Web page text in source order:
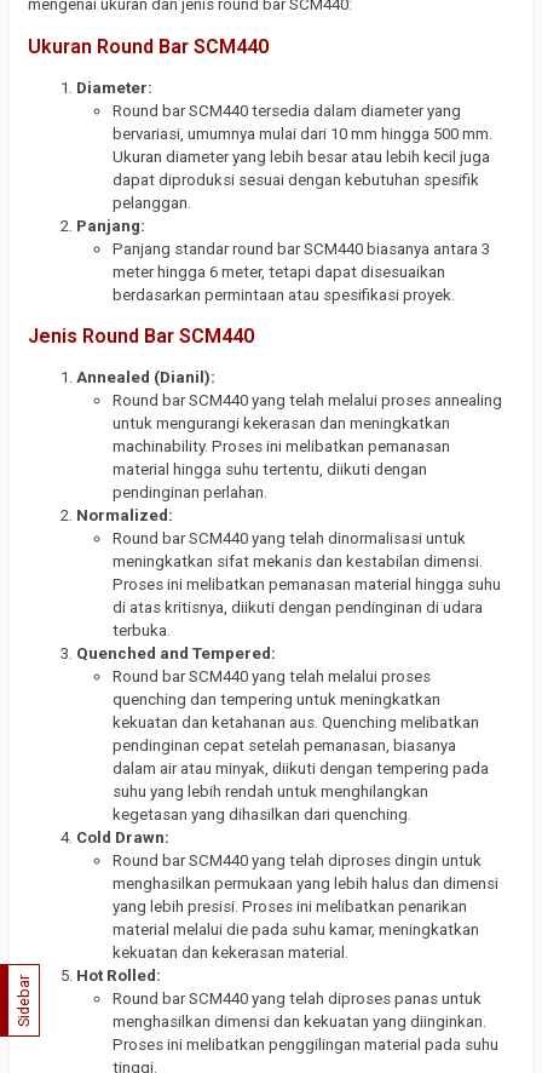
mengenai ukuran dan jenis round bar SCM440:
Ukuran Round Bar SCM440
Diameter:
Round bar SCM440 tersedia dalam diameter yang
bervariasi, umumnya mulai dari 10 mm hingga 500 mm.
Ukuran diameter yang lebih besar atau lebih kecil juga
dapat diproduksi sesuai dengan kebutuhan spesifik
pelanggan.
Panjang:
Panjang standar round bar SCM440 biasanya antara 3
meter hingga 6 meter, tetapi dapat disesuaikan
berdasarkan permintaan atau spesifikasi proyek.
Jenis Round Bar SCM440
Annealed (Dianil):
Round bar SCM440 yang telah melalui proses annealing
untuk mengurangi kekerasan dan meningkatkan
machinability. Proses ini melibatkan pemanasan
material hingga suhu tertentu, diikuti dengan
pendinginan perlahan.
Normalized:
Round bar SCM440 yang telah dinormalisasi untuk
meningkatkan sifat mekanis dan kestabilan dimensi.
Proses ini melibatkan pemanasan material hingga suhu
di atas kritisnya, diikuti dengan pendinginan di udara
terbuka.
Quenched and Tempered:
Round bar SCM440 yang telah melalui proses
quenching dan tempering untuk meningkatkan
kekuatan dan ketahanan aus. Quenching melibatkan
pendinginan cepat setelah pemanasan, biasanya
dalam air atau minyak, diikuti dengan tempering pada
suhu yang lebih rendah untuk menghilangkan
kegetasan yang dihasilkan dari quenching.
Cold Drawn:
Round bar SCM440 yang telah diproses dingin untuk
menghasilkan permukaan yang lebih halus dan dimensi
yang lebih presisi. Proses ini melibatkan penarikan
material melalui die pada suhu kamar, meningkatkan
kekuatan dan kekerasan material.
Hot Rolled:
Round bar SCM440 yang telah diproses panas untuk
menghasilkan dimensi dan kekuatan yang diinginkan.
Proses ini melibatkan penggilingan material pada suhu
tinggi.
Sidebar